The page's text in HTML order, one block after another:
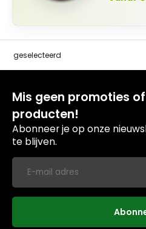
geselecteerd
Mis geen promoties
producten!
Abonneer je op onze
te blijven.